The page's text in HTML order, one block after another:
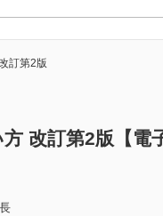
訂第2版
改訂第2版【電